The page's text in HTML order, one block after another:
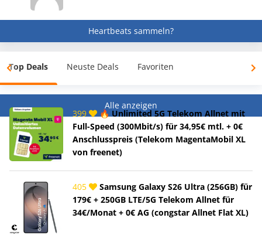
Heartbeats sammeln?
Top Deals Neuste Deals Favoriten
Alle anzeigen
399
🔥 Unlimited 5G Telekom Allnet mit
Full-Speed (300Mbit/s) für 34,95€ mtl. + 0€
Anschlusspreis (Telekom MagentaMobil XL
von freenet)
405
Samsung Galaxy S26 Ultra (256GB) für
179€ + 250GB LTE/5G Telekom Allnet für
34€/Monat + 0€ AG (congstar Allnet Flat XL)